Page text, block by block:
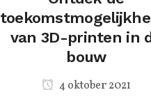
van 3D-printen in
bouw
4 oktober 2021